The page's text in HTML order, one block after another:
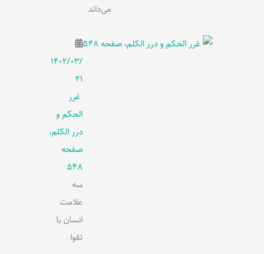
می‌داند
۱۴۰۲/۰۳/
۲۱
غرر
الحکم و
درر الکلم،
صفحه
548
سه
علامت
انسان با
تقوا